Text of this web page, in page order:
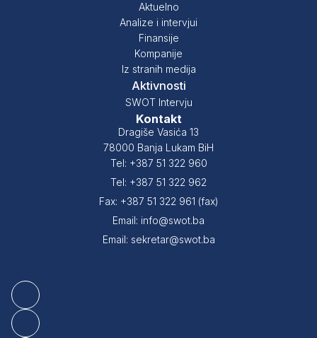
Aktuelno
Analize i intervjui
Finansije
Kompanije
Iz stranih medija
Aktivnosti
SWOT Intervju
Kontakt
Dragiše Vasića 13
78000 Banja Lukam BiH
Tel: +387 51 322 960
Tel: +387 51 322 962
Fax: +387 51 322 961 (fax)
Email: info@swot.ba
Email: sekretar@swot.ba